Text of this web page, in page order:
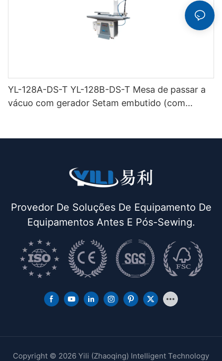
YL-128A-DS-T YL-128B-DS-T Mesa de passar a
vácuo com gerador Setam embutido (com
Provedor De Soluções De Equipamento De
Equipamentos Antes E Pós-Sewing.
Copyright © 2026 Yili (Zhaoqing) Intelligent Technology